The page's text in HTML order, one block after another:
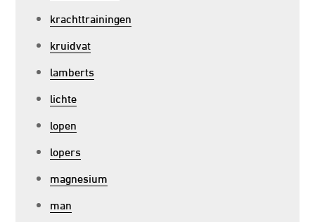
krachttrainingen
kruidvat
lamberts
lichte
lopen
lopers
magnesium
man